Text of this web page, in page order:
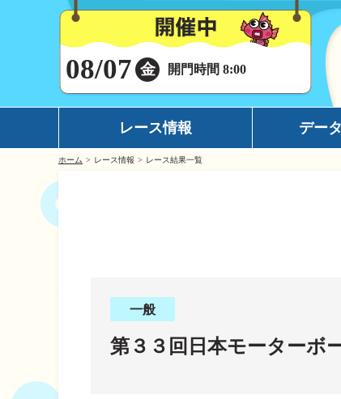
08/07 金 開門時間 8:00
レース情報
シリーズインデックス
出走表・前日予想PDF
デー
ホーム レース情報 レース結果一覧
一般
第３３回日本モーターボ